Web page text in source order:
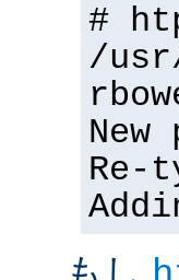
#
/
New
Re-
もし